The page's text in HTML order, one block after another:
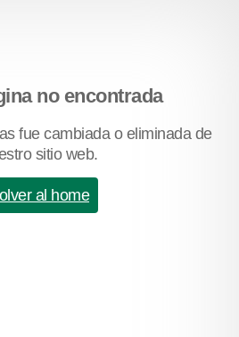
no encontrada
fue cambiada o eliminada de
sitio web.
al home